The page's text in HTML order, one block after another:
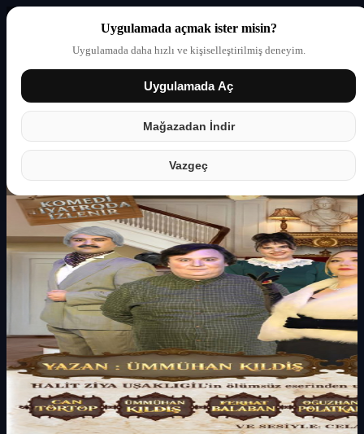
Uygulamada açmak ister misin?
Uygulamada daha hızlı ve kişiselleştirilmiş deneyim.
Uygulamada Aç
Mağazadan İndir
Vazgeç
Giriş yap Partner